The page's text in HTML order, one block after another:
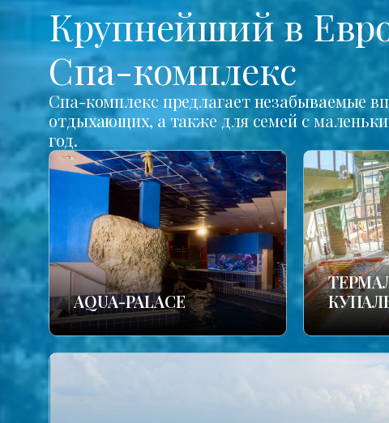
Крупнейший в
Спа-комплекс
Спа-комплекс предлагает незабываемые
отдыхающих, а также для семей с
год.
AQUA-PALACE